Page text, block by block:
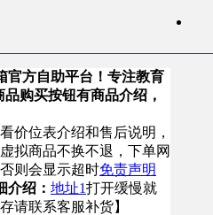
官方自助平台！专注教育
购买按钮有商品介绍，
价位表介绍和售后说明，
拟商品不换不退，下单网
则会显示超时免责声明
介绍： 地址1打开缓慢就
请联系客服补货】